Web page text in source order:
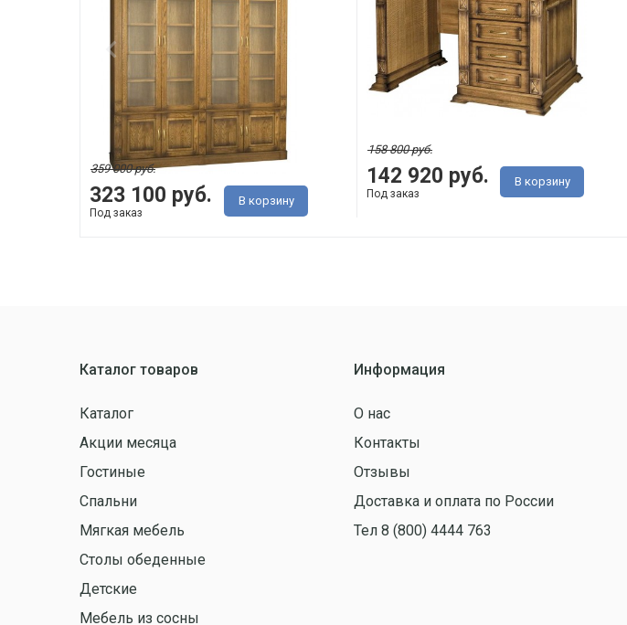
323 100 руб.
359 000 руб.
Под заказ
В корзину
142 920 руб.
158 800 руб.
Под заказ
В корзину
Каталог товаров
Каталог
Акции месяца
Гостиные
Спальни
Мягкая мебель
Столы обеденные
Детские
Мебель из сосны
Информация
О нас
Контакты
Отзывы
Доставка и оплата по России
Тел 8 (800) 4444 763